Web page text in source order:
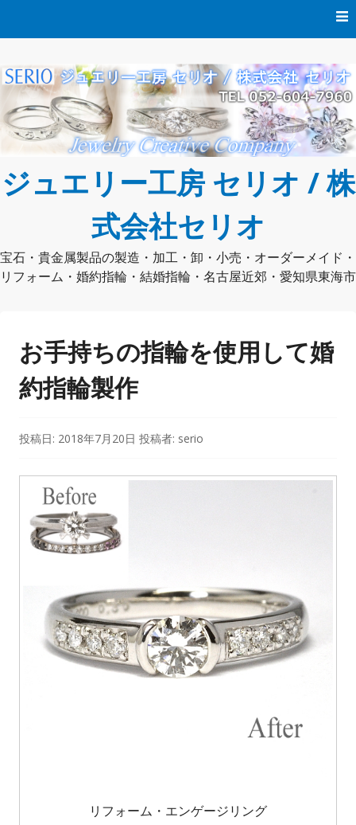
ン
ツ
へ
ス
キ
ジュエリー工房 セリオ / 株
式会社セリオ
宝石・貴金属製品の製造・加工・卸・小売・オーダーメイド・
リフォーム・婚約指輪・結婚指輪・名古屋近郊・愛知県東海市
お手持ちの指輪を使用して婚
約指輪製作
投稿日: 2018年7月20日 投稿者: serio
リフォーム・エンゲージリング